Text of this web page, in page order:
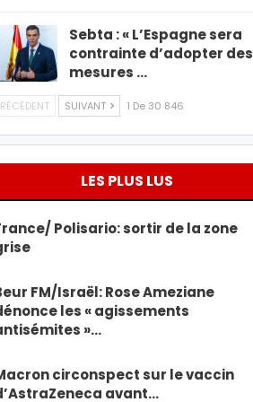
Sebta : « L’Espagne sera
contrainte d’adopter des
mesures …
SUIVANT 1 De 30 846
LES PLUS LUS
Polisario: sortir de la zone
FM/Israël: Rose Ameziane
les « agissements
»…
circonspect sur le vaccin
avant…